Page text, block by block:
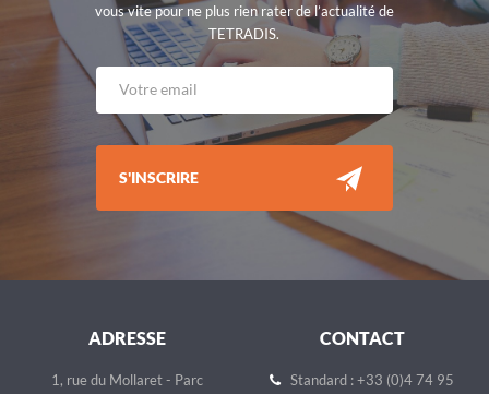
vous vite pour ne plus rien rater de l’actualité de
TETRADIS.
S'INSCRIRE
ADRESSE
1, rue du Mollaret - Parc
CONTACT
Standard : +33 (0)4 74 95